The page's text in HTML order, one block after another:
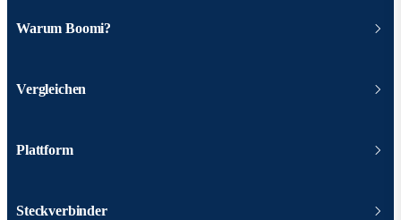
Warum Boomi?
Vergleichen
Plattform
Steckverbinder